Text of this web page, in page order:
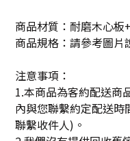
商品材質：耐磨木心板
商品規格：請參考圖片
注意事項：
1.本商品為客約配送商
內與您聯繫約定配送
聯繫收件人)。